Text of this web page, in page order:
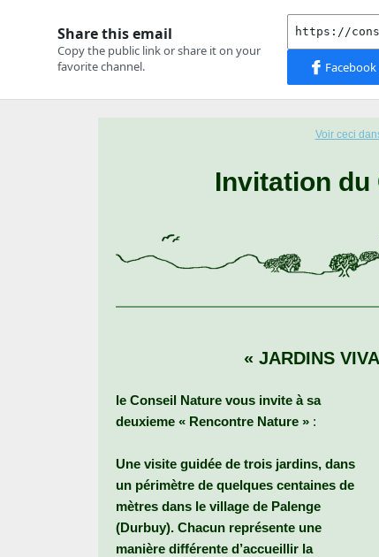
Voir ceci
Invitation du
« JARDINS
le Conseil Nature vous invite à sa
deuxieme « Rencontre Nature » :
Une visite guidée de trois jardins, dans
un périmètre de quelques centaines de
mètres dans le village de Palenge
(Durbuy). Chacun représente une
manière différente d’accueillir la